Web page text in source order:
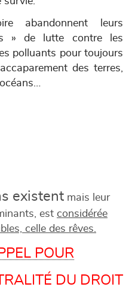
abandonnent leurs
» de lutte contre les
polluants pour toujours
des terres,
existent mais leur
est considérée
celle des rêves.
POUR
DU DROIT